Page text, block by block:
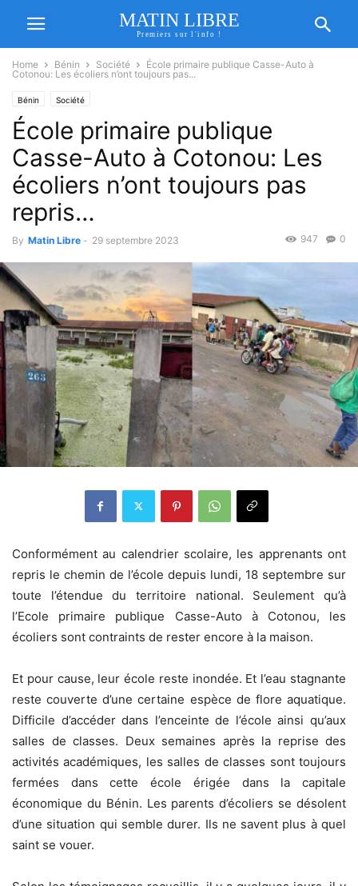
MATIN LIBRE
Premiers sur l'info !
Home Bénin Société
École primaire publique Casse-Auto à
Cotonou: Les écoliers n’ont toujours pas...
Bénin Société
École primaire publique
Casse-Auto à Cotonou: Les
écoliers n’ont toujours pas
repris…
By Matin Libre - 29 septembre 2023 0
947
Conformément au calendrier scolaire, les apprenants ont
repris le chemin de l’école depuis lundi, 18 septembre sur
toute l’étendue du territoire national. Seulement qu’à
l’Ecole primaire publique Casse-Auto à Cotonou, les
écoliers sont contraints de rester encore à la maison.
Et pour cause, leur école reste inondée. Et l’eau stagnante
reste couverte d’une certaine espèce de flore aquatique.
Difficile d’accéder dans l’enceinte de l’école ainsi qu’aux
salles de classes. Deux semaines après la reprise des
activités académiques, les salles de classes sont toujours
fermées dans cette école érigée dans la capitale
économique du Bénin. Les parents d’écoliers se désolent
d’une situation qui semble durer. Ils ne savent plus à quel
saint se vouer.